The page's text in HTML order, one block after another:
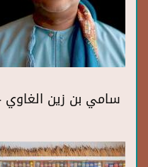
سامي بن زين